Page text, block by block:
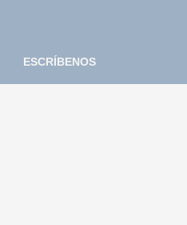
ESCRÍBENOS